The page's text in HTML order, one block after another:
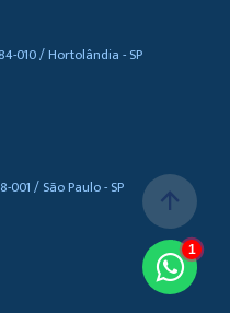
010 / Hortolândia - SP
/ São Paulo - SP
arrow_upward
1